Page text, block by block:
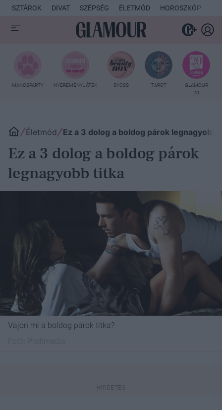
SZTÁROK DIVAT SZÉPSÉG ÉLETMÓD HOROSZKÓP
MANCSPARTY NYEREMÉNYJÁTÉK SYOSS TAROT
GLAMOUR
20
Életmód Ez a 3 dolog a boldog párok legnagyobb
Ez a 3 dolog a boldog párok
legnagyobb titka
Vajon mi a boldog párok titka?